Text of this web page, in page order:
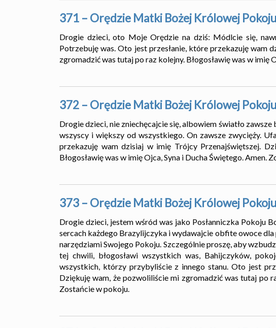
371 – Orędzie Matki Bożej Królowej
Drogie dzieci, oto Moje Orędzie na dziś: Módlcie się,
Potrzebuję was. Oto jest przesłanie, które przekazuję wam
zgromadzić was tutaj po raz kolejny. Błogosławię was w imię
372 – Orędzie Matki Bożej Królowej
Drogie dzieci, nie zniechęcajcie się, albowiem światło
wszyscy i większy od wszystkiego. On zawsze zwycięży.
przekazuję wam dzisiaj w imię Trójcy Przenajświętszej.
Błogosławię was w imię Ojca, Syna i Ducha Świętego. Amen.
373 – Orędzie Matki Bożej Królowej
Drogie dzieci, jestem wśród was jako Posłanniczka Pokoju
sercach każdego Brazylijczyka i wydawajcie obfite owoce dla
narzędziami Swojego Pokoju. Szczególnie proszę, aby
tej chwili, błogosławi wszystkich was, Bahijczyków,
wszystkich, którzy przybyliście z innego stanu. Oto jest
Dziękuję wam, że pozwoliliście mi zgromadzić was tutaj po
Zostańcie w pokoju.